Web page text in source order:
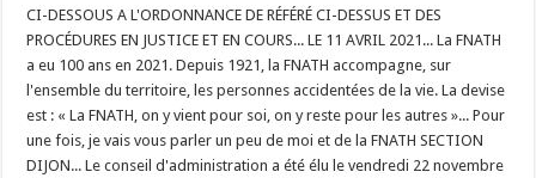
CI-DESSOUS A L'ORDONNANCE DE RÉFÉRÉ CI-DESSUS ET DES
PROCÉDURES EN JUSTICE ET EN COURS... LE 11 AVRIL 2021... La FNATH
a eu 100 ans en 2021. Depuis 1921, la FNATH accompagne, sur
l'ensemble du territoire, les personnes accidentées de la vie. La devise
est : « La FNATH, on y vient pour soi, on y reste pour les autres »... Pour
une fois, je vais vous parler un peu de moi et de la FNATH SECTION
DIJON... Le conseil d'administration a été élu le vendredi 22 novembre